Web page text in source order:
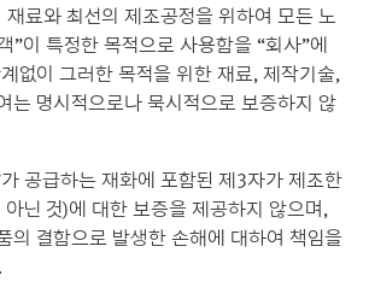
료와 최선의 제조공정을 위하여 모든 노
”이 특정한 목적으로 사용함을 “회사”에
없이 그러한 목적을 위한 재료, 제작기술,
는 명시적으로나 묵시적으로 보증하지 않
공급하는 재화에 포함된 제3자가 제조한
아닌 것)에 대한 보증을 제공하지 않으며,
의 결함으로 발생한 손해에 대하여 책임을